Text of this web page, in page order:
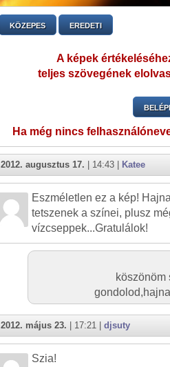
KÖZEPES EREDETI
A képek
teljes szövegének
Ha még nincs
2012. augusztus 17. | 14:43 | Katee
Eszméletlen ez a kép!
tetszenek a színei, plusz
vízcseppek...Gratulálok!
köszönöm
2012. május 23. | 17:21 | djsuty
Szia!